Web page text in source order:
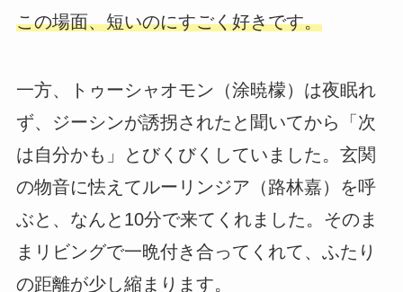
この場面、短いのにすごく好きです。
一方、トゥーシャオモン（涂暁檬）は夜眠れ
ず、ジーシンが誘拐されたと聞いてから「次
は自分かも」とびくびくしていました。玄関
の物音に怯えてルーリンジア（路林嘉）を呼
ぶと、なんと10分で来てくれました。そのま
まリビングで一晩付き合ってくれて、ふたり
の距離が少し縮まります。